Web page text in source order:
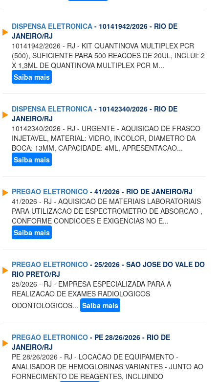
DISPENSA ELETRONICA - 10141942/2026 - RIO DE
JANEIRO/RJ
10141942/2026 - RJ - KIT QUANTINOVA MULTIPLEX PCR
(500), SUFICIENTE PARA 500 REACOES DE 20UL, INCLUI: 2
X 1,3ML DE QUANTINOVA MULTIPLEX PCR M...
Saiba mais
DISPENSA ELETRONICA - 10142340/2026 - RIO DE
JANEIRO/RJ
10142340/2026 - RJ - URGENTE - AQUISICAO DE FRASCO
INJETAVEL, MATERIAL: VIDRO, INCOLOR, DIAMETRO DA
BOCA: 13MM, CAPACIDADE: 4ML, APRESENTACAO...
Saiba mais
PREGAO ELETRONICO - 41/2026 - RIO DE JANEIRO/RJ
41/2026 - RJ - AQUISICAO DE MATERIAIS LABORATORIAIS
PARA UTILIZACAO DE ESPECTROMETRO DE ABSORCAO ,
CONFORME CONDICOES E EXIGENCIAS NO E...
Saiba mais
PREGAO ELETRONICO - 25/2026 - SAO JOSE DO VALE DO
RIO PRETO/RJ
25/2026 - RJ - EMPRESA ESPECIALIZADA PARA A
REALIZACAO DE EXAMES RADIOLOGICOS
ODONTOLOGICOS... Saiba mais
PREGAO ELETRONICO - PE 28/26/2026 - RIO DE
JANEIRO/RJ
PE 28/26/2026 - RJ - LOCACAO DE EQUIPAMENTO -
ANALISADOR DE HEMOGLOBINAS VARIANTES - JUNTO AO
FORNECIMENTO DE REAGENTES, INCLUINDO